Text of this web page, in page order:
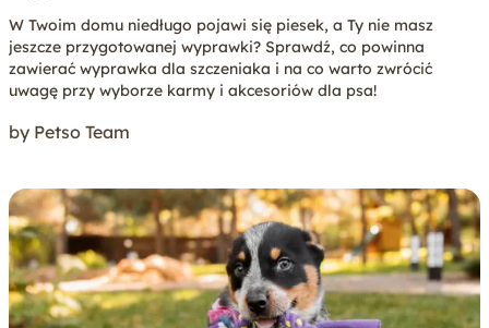
przygotować się na pierwsze dni
szczeniaka w domu?
W Twoim domu niedługo pojawi się piesek, a Ty nie masz
jeszcze przygotowanej wyprawki? Sprawdź, co powinna
zawierać wyprawka dla szczeniaka i na co warto zwrócić
uwagę przy wyborze karmy i akcesoriów dla psa!
by Petso Team